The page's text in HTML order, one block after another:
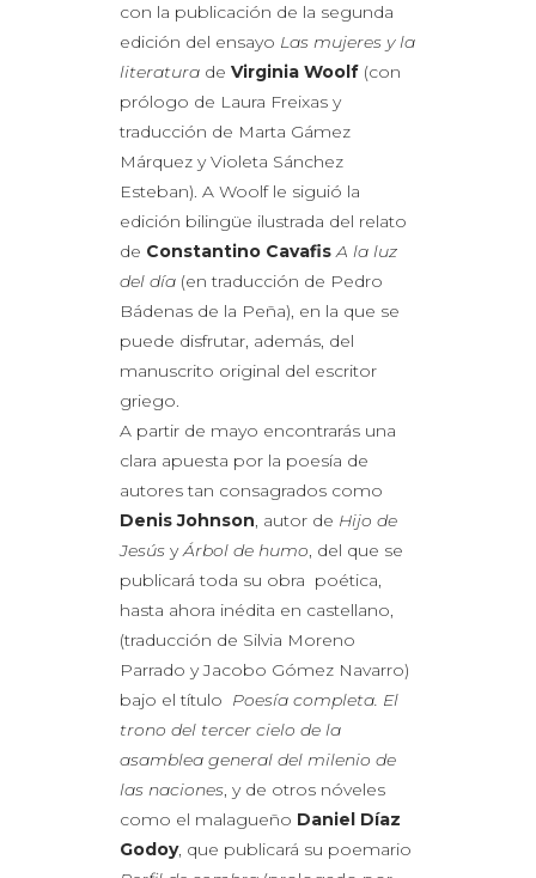
con la publicación de la segunda
edición del ensayo Las mujeres y la
literatura de Virginia Woolf (con
prólogo de Laura Freixas y
traducción de Marta Gámez
Márquez y Violeta Sánchez
Esteban). A Woolf le siguió la
edición bilingüe ilustrada del relato
de Constantino Cavafis A la luz
del día (en traducción de Pedro
Bádenas de la Peña), en la que se
puede disfrutar, además, del
manuscrito original del escritor
griego.
A partir de mayo encontrarás una
clara apuesta por la poesía de
autores tan consagrados como
Denis Johnson, autor de Hijo de
Jesús yÁrbol de humo, del que se
publicará toda su obra poética,
hasta ahora inédita en castellano,
(traducción de Silvia Moreno
Parrado y Jacobo Gómez Navarro)
bajo el título Poesía completa. El
trono del tercer cielo de la
asamblea general del milenio de
las naciones, y de otros nóveles
como el malagueño Daniel Díaz
Godoy, que publicará su poemario